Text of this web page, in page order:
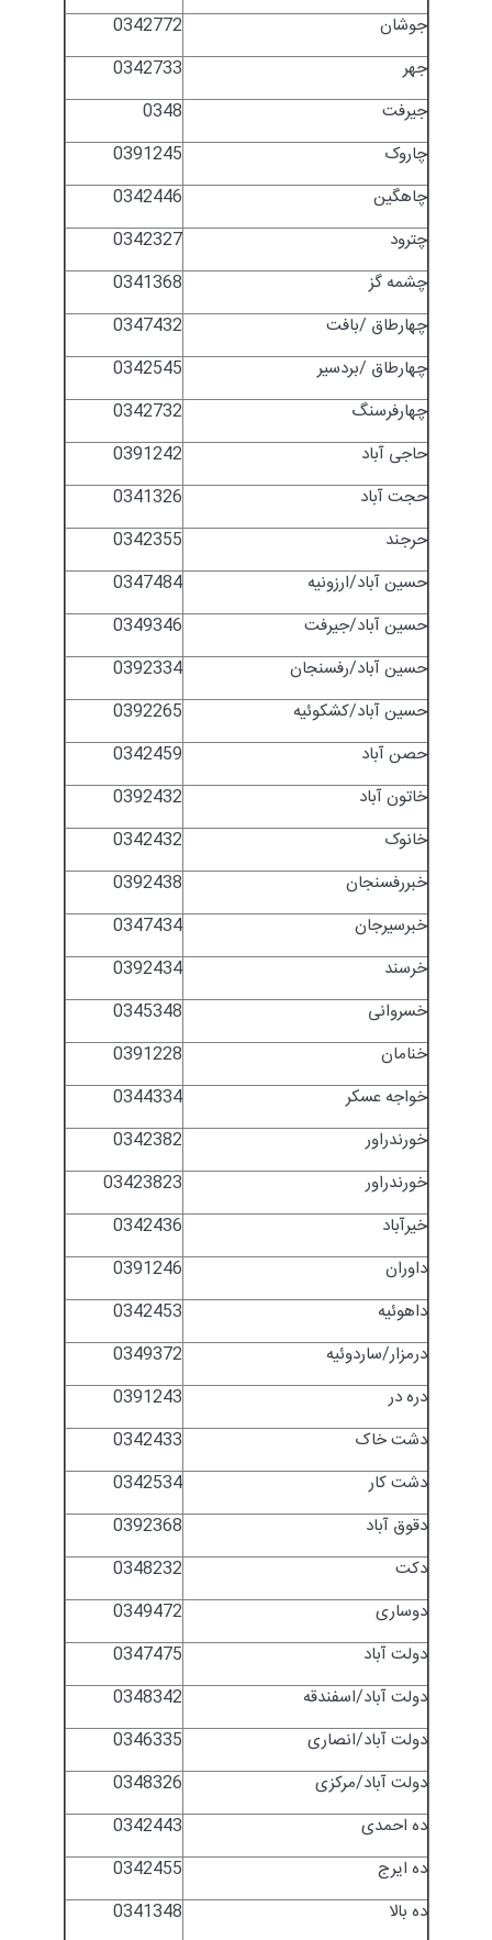
0342772
جوشان
0342733
جهر
0348
جیرفت
0391245
چاروک
0342446
چاهگین
0342327
چترود
0341368
چشمه گز
0347432
چهارطاق /بافت
0342545
چهارطاق /بردسیر
0342732
چهارفرسنگ
0391242
حاجی آباد
0341326
حجت آباد
0342355
حرجند
0347484
حسین آباد/ارزونیه
0349346
حسین آباد/جیرفت
0392334
حسین آباد/رفسنجان
0392265
حسین آباد/کشکوئیه
0342459
حصن آباد
0392432
خاتون آباد
0342432
خانوک
0392438
خبررفسنجان
0347434
خبرسیرجان
0392434
خرسند
0345348
خسروانی
0391228
خنامان
0344334
خواجه عسکر
0342382
خورندراور
03423823
خورندراور
0342436
خیرآباد
0391246
داوران
0342453
داهوئیه
0349372
درمزار/ساردوئیه
0391243
دره در
0342433
دشت خاک
0342534
دشت کار
0392368
دقوق آباد
0348232
دکت
0349472
دوساری
0347475
دولت آباد
0348342
دولت آباد/اسفندقه
0346335
دولت آباد/انصاری
0348326
دولت آباد/مرکزی
0342443
ده احمدی
0342455
ده ایرج
0341348
ده بالا